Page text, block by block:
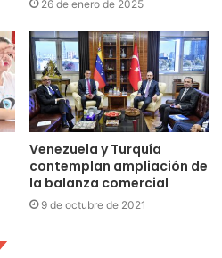
26 de enero de 2025
Venezuela y Turquía
contemplan ampliación de
la balanza comercial
9 de octubre de 2021